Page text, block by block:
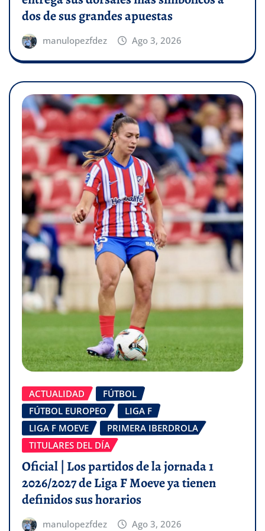
dos de sus grandes apuestas
manulopezfdez Ago 3, 2026
ACTUALIDAD
FÚTBOL
FÚTBOL EUROPEO
LIGA F
LIGA F MOEVE
PRIMERA IBERDROLA
TITULARES DEL DÍA
Oficial | Los partidos de la jornada 1
2026/2027 de Liga F Moeve ya tienen
definidos sus horarios
manulopezfdez Ago 3, 2026